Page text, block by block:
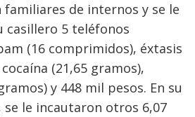
familiares de internos y se le
casillero 5 teléfonos
(16 comprimidos), éxtasis
(21,65 gramos),
y 448 mil pesos. En su
le incautaron otros 6,07